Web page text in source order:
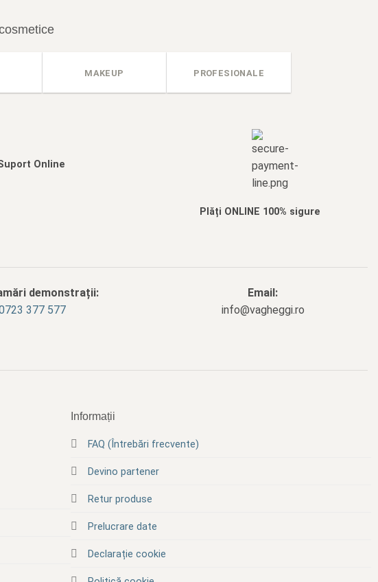
MAKEUP PROFESIONALE
Online
Plăți ONLINE 100% sigure
demonstrații:
377 577
Email:
info@vagheggi.ro
Informații
FAQ (Întrebări frecvente)
Devino partener
Retur produse
Prelucrare date
Declarație cookie